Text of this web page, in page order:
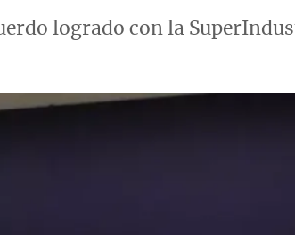
logrado con la